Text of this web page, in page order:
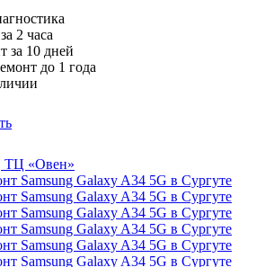
2 часа
за 10 дней
до 1 года
ТЦ «Овен»